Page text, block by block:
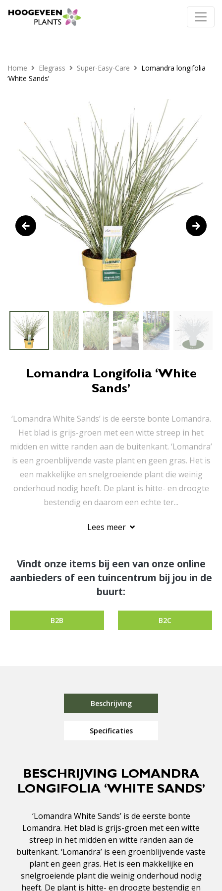
Home Elegrass Super-Easy-Care
Lomandra longifolia
‘White Sands’
Lomandra Longifolia ‘White
Sands’
‘Lomandra White Sands’ is de eerste bonte Lomandra.
Het blad is grijs-groen met een witte streep in het
midden en witte randen aan de buitenkant. ‘Lomandra’
is een groenblijvende vaste plant en geen gras. Het is
een makkelijke en snelgroeiende plant die weinig
onderhoud nodig heeft. De plant is hitte- en droogte
bestendig en daarom een echte ter...
Lees meer
Vindt onze items bij een van onze online
aanbieders of een tuincentrum bij jou in de
buurt:
B2B B2C
Beschrijving
Specificaties
BESCHRIJVING LOMANDRA
LONGIFOLIA ‘WHITE SANDS’
‘Lomandra White Sands’ is de eerste bonte
Lomandra. Het blad is grijs-groen met een witte
streep in het midden en witte randen aan de
buitenkant. ‘Lomandra’ is een groenblijvende vaste
plant en geen gras. Het is een makkelijke en
snelgroeiende plant die weinig onderhoud nodig
heeft. De plant is hitte- en droogte bestendig en